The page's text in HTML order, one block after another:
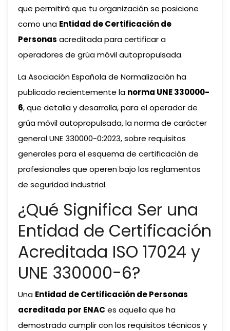
que permitirá que tu organización se posicione
como una Entidad de Certificación de
Personas acreditada para certificar a
operadores de grúa móvil autopropulsada.
La Asociación Española de Normalización ha
publicado recientemente la norma UNE 330000-
6, que detalla y desarrolla, para el operador de
grúa móvil autopropulsada, la norma de carácter
general UNE 330000-0:2023, sobre requisitos
generales para el esquema de certificación de
profesionales que operen bajo los reglamentos
de seguridad industrial.
¿Qué Significa Ser una
Entidad de Certificación
Acreditada ISO 17024 y
UNE 330000-6?
Una Entidad de Certificación de Personas
acreditada por ENAC es aquella que ha
demostrado cumplir con los requisitos técnicos y